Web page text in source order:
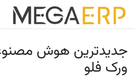
پرش به محتوا
جدیدترین هوش
ورک فلو